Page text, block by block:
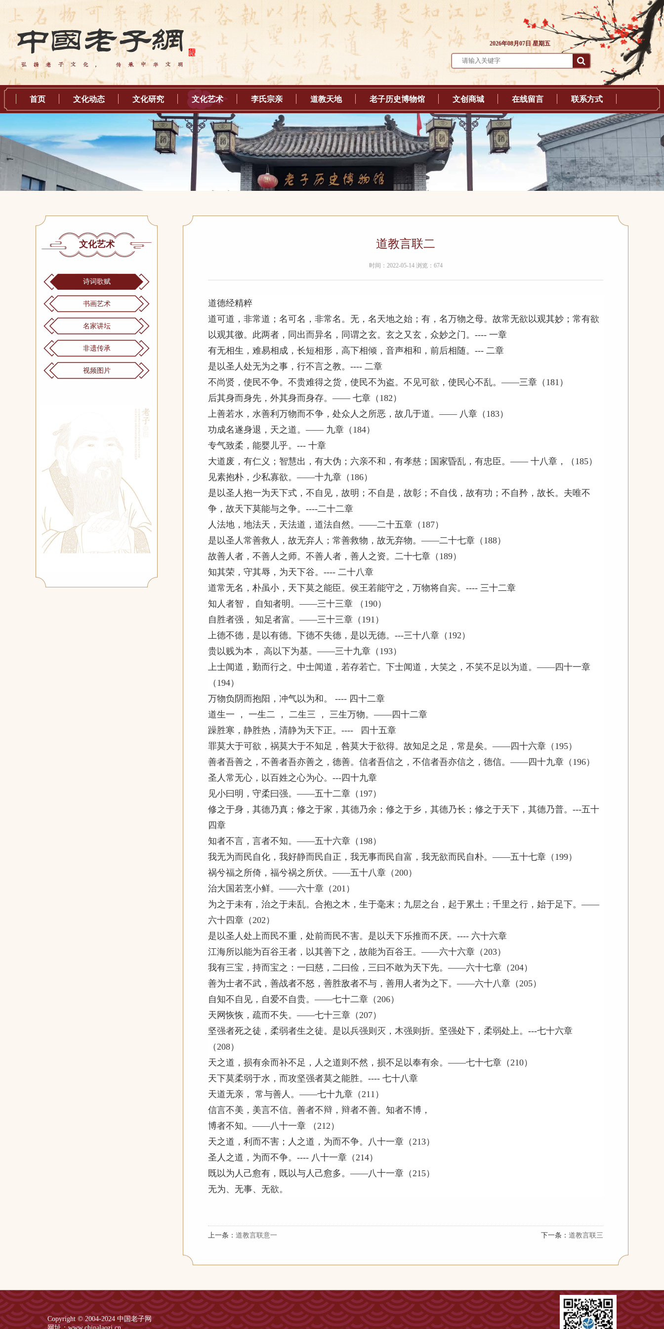
2026年08月07日 星期五
首页 文化动态 文化研究 文化艺术 李氏宗亲 道教天地 老子历史博物馆 文创商城 在线留言 联系方式
文化艺术
诗词歌赋
书画艺术
名家讲坛
非遗传承
视频图片
道教言联二
时间：2022-05-14 浏览：674
道德经精粹
道可道，非常道；名可名，非常名。无，名天地之始；有，名万物之母。故常无欲以观其妙；常有欲
以观其徼。此两者，同出而异名，同谓之玄。玄之又玄，众妙之门。---- 一章
有无相生，难易相成，长短相形，高下相倾，音声相和，前后相随。--- 二章
是以圣人处无为之事，行不言之教。---- 二章
不尚贤，使民不争。不贵难得之货，使民不为盗。不见可欲，使民心不乱。——三章（181）
后其身而身先，外其身而身存。—— 七章（182）
上善若水，水善利万物而不争，处众人之所恶，故几于道。—— 八章（183）
功成名遂身退，天之道。—— 九章（184）
专气致柔，能婴儿乎。--- 十章
大道废，有仁义；智慧出，有大伪；六亲不和，有孝慈；国家昏乱，有忠臣。—— 十八章，（185）
见素抱朴，少私寡欲。——十九章（186）
是以圣人抱一为天下式，不自见，故明；不自是，故彰；不自伐，故有功；不自矜，故长。夫唯不
争，故天下莫能与之争。----二十二章
人法地，地法天，天法道，道法自然。——二十五章（187）
是以圣人常善救人，故无弃人；常善救物，故无弃物。——二十七章（188）
故善人者，不善人之师。不善人者，善人之资。二十七章（189）
知其荣，守其辱，为天下谷。---- 二十八章
道常无名，朴虽小，天下莫之能臣。侯王若能守之，万物将自宾。---- 三十二章
知人者智， 自知者明。——三十三章 （190）
自胜者强， 知足者富。——三十三章（191）
上德不德，是以有德。下德不失德，是以无德。---三十八章（192）
贵以贱为本， 高以下为基。——三十九章（193）
上士闻道，勤而行之。中士闻道，若存若亡。下士闻道，大笑之，不笑不足以为道。——四十一章
（194）
万物负阴而抱阳，冲气以为和。 ---- 四十二章
道生一 ， 一生二 ， 二生三 ， 三生万物。——四十二章
躁胜寒，静胜热，清静为天下正。---- 四十五章
罪莫大于可欲，祸莫大于不知足，咎莫大于欲得。故知足之足，常是矣。——四十六章（195）
善者吾善之，不善者吾亦善之，德善。信者吾信之，不信者吾亦信之，德信。——四十九章（196）
圣人常无心，以百姓之心为心。---四十九章
见小曰明，守柔曰强。——五十二章（197）
修之于身，其德乃真；修之于家，其德乃余；修之于乡，其德乃长；修之于天下，其德乃普。---五十
四章
知者不言，言者不知。——五十六章（198）
我无为而民自化，我好静而民自正，我无事而民自富，我无欲而民自朴。——五十七章（199）
祸兮福之所倚，福兮祸之所伏。——五十八章（200）
治大国若烹小鲜。——六十章（201）
为之于未有，治之于未乱。合抱之木，生于毫末；九层之台，起于累土；千里之行，始于足下。——
六十四章（202）
是以圣人处上而民不重，处前而民不害。是以天下乐推而不厌。---- 六十六章
江海所以能为百谷王者，以其善下之，故能为百谷王。——六十六章（203）
我有三宝，持而宝之：一曰慈，二曰俭，三曰不敢为天下先。——六十七章（204）
善为士者不武，善战者不怒，善胜敌者不与，善用人者为之下。——六十八章（205）
自知不自见，自爱不自贵。——七十二章（206）
天网恢恢，疏而不失。——七十三章（207）
坚强者死之徒，柔弱者生之徒。是以兵强则灭，木强则折。坚强处下，柔弱处上。---七十六章
（208）
天之道，损有余而补不足，人之道则不然，损不足以奉有余。——七十七章（210）
天下莫柔弱于水，而攻坚强者莫之能胜。---- 七十八章
天道无亲， 常与善人。——七十九章（211）
信言不美，美言不信。善者不辩，辩者不善。知者不博，
博者不知。——八十一章 （212）
天之道，利而不害；人之道，为而不争。八十一章（213）
圣人之道，为而不争。---- 八十一章（214）
既以为人己愈有，既以与人己愈多。——八十一章（215）
无为、无事、无欲。
上一条： 道教言联意一 下一条： 道教言联三
Copyright © 2004-2024 中国老子网